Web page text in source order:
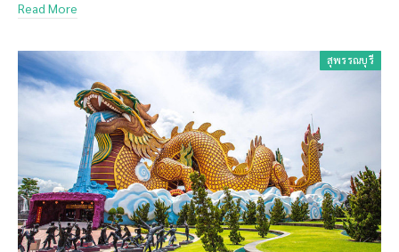
Read More
สุพรรณบุรี